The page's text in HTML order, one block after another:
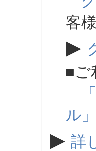
客様
▶
■ご
ル」
▶ 詳